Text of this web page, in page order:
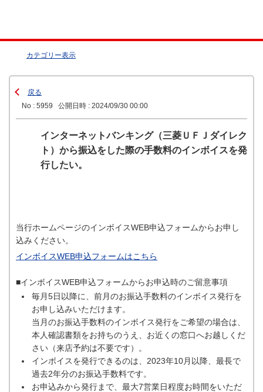
カテゴリー表示
戻る
No : 5959
公開日時 : 2024/09/30 00:00
インターネットバンキング（三菱ＵＦＪダイレク
ト）から振込をした際の手数料のインボイスを発
行したい。
当行ホームページのインボイスWEB申込フォームからお申し
込みください。
インボイスWEB申込フォームはこちら
■インボイスWEB申込フォームからお申込時のご留意事項
毎月5日以降に、前月のお振込手数料のインボイス発行を
お申し込みいただけます。
当月のお振込手数料のインボイス発行をご希望の場合は、
本人確認書類をお持ちのうえ、お近くの窓口へお越しくだ
さい（来店予約は不要です）。
インボイスを発行できるのは、2023年10月以降、最長で
過去2年分のお振込手数料です。
お申込みから発行まで、最大7営業日程度お時間をいただ